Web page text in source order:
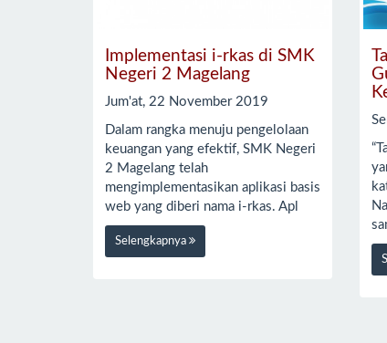
Implementasi i-rkas di SMK
Negeri 2 Magelang
Jum'at, 22 November 2019
Dalam rangka menuju pengelolaan
keuangan yang efektif, SMK Negeri
2 Magelang telah
mengimplementasikan aplikasi basis
web yang diberi nama i-rkas. Apl
Selengkapnya